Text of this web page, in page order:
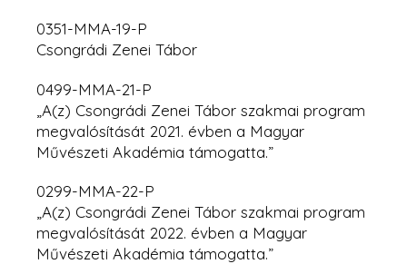
0351-MMA-19-P
Csongrádi Zenei Tábor
0499-MMA-21-P
„A(z) Csongrádi Zenei Tábor szakmai program
megvalósítását 2021. évben a Magyar
Művészeti Akadémia támogatta.”
0299-MMA-22-P
„A(z) Csongrádi Zenei Tábor szakmai program
megvalósítását 2022. évben a Magyar
Művészeti Akadémia támogatta.”